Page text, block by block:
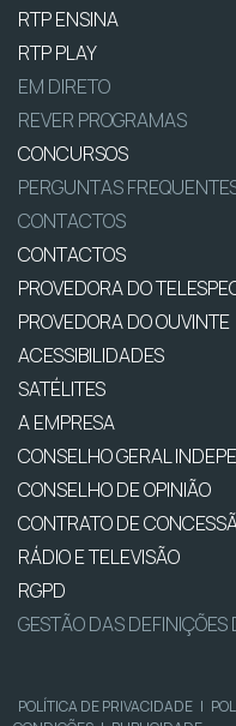
RTP ENSINA
RTP PLAY
EM DIRETO
REVER PROGRAMAS
CONCURSOS
PERGUNTAS
CONTACTOS
CONTACTOS
PROVEDORA DO
PROVEDORA DO OUVINTE
ACESSIBILIDADES
SATÉLITES
A EMPRESA
CONSELHO GERAL
CONSELHO DE OPINIÃO
CONTRATO DE
RÁDIO E TELEVISÃO
RGPD
GESTÃO DAS DEFINIÇÕES
POLÍTICA DE PRIVACIDADE |